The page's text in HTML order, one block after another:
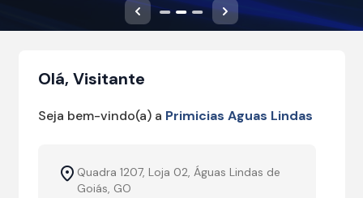
Anterior Próximo
Olá, Visitante
Seja bem-vindo(a) a Primicias Aguas Lindas
Quadra 1207, Loja 02, Águas Lindas de
Goiás, GO